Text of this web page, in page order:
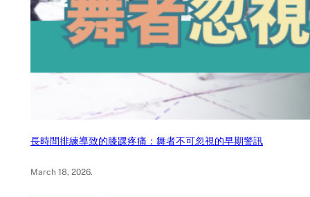
長時間排練導致的膝踝疼痛：舞者不可忽視的早期警訊
March 18, 2026.